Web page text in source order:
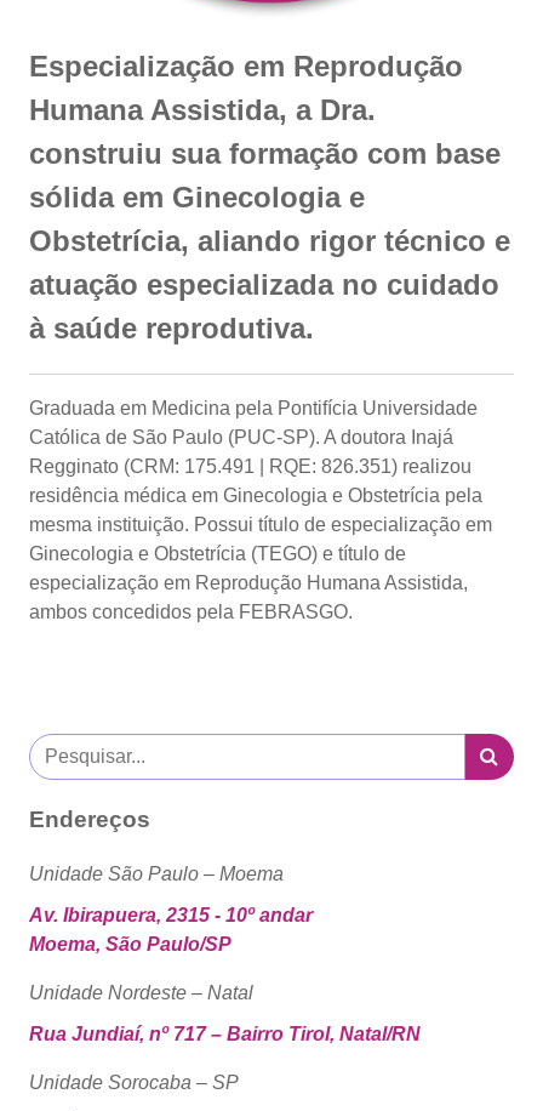
Especialização em Reprodução
Humana Assistida, a Dra.
construiu sua formação com base
sólida em Ginecologia e
Obstetrícia, aliando rigor técnico e
atuação especializada no cuidado
à saúde reprodutiva.
Graduada em Medicina pela Pontifícia Universidade
Católica de São Paulo (PUC-SP). A doutora Inajá
Regginato (CRM: 175.491 | RQE: 826.351) realizou
residência médica em Ginecologia e Obstetrícia pela
mesma instituição. Possui título de especialização em
Ginecologia e Obstetrícia (TEGO) e título de
especialização em Reprodução Humana Assistida,
ambos concedidos pela FEBRASGO.
Endereços
Unidade São Paulo – Moema
Av. Ibirapuera, 2315 - 10º andar
Moema, São Paulo/SP
Unidade Nordeste – Natal
Rua Jundiaí, nº 717 – Bairro Tirol, Natal/RN
Unidade Sorocaba – SP